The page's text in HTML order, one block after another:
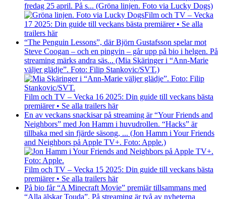
fredag 25 april. På s... (Gröna linjen. Foto via Lucky Dogs)
Film och TV – Vecka
17 2025: Din guide till veckans bästa premiärer • Se alla
trailers här
“The Penguin Lessons”, där Björn Gustafsson spelar mot
Steve Coogan – och en pingvin – går upp på bio i helgen. På
streaming märks andra säs... (Mia Skäringer i “Ann-Marie
väljer glädje”. Foto: Filip Stankovic/SVT.)
Film och TV – Vecka 16 2025: Din guide till veckans bästa
premiärer • Se alla trailers här
En av veckans snackisar på streaming är “Your Friends and
Neighbors” med Jon Hamm i huvudrollen. “Hacks” är
tillbaka med sin fjärde säsong, ... (Jon Hamm i Your Friends
and Neighbors på Apple TV+. Foto: Apple.)
Film och TV – Vecka 15 2025: Din guide till veckans bästa
premiärer • Se alla trailers här
På bio får “A Minecraft Movie” premiär tillsammans med
“Alla älskar Touda”. På streaming är två av nyheterna